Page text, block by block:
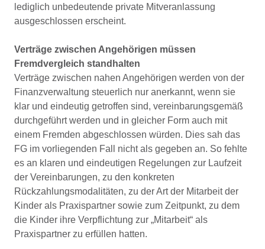
lediglich unbedeutende pri­vate Mitveranlassung
ausgeschlossen erscheint.
Verträge zwischen Angehörigen müssen
Fremdvergleich standhalten
Verträge zwischen nahen Angehörigen werden von der
Finanzverwaltung steuerlich nur anerkannt, wenn sie
klar und eindeutig getroffen sind, vereinbarungsgemäß
durch­geführt werden und in gleicher Form auch mit
einem Fremden abgeschlossen würden. Dies sah das
FG im vor­liegenden Fall nicht als gegeben an. So fehlte
es an kla­ren und eindeutigen Regelungen zur Laufzeit
der Verein­barungen, zu den konkreten
Rückzahlungsmodalitäten, zu der Art der Mitarbeit der
Kinder als Praxispartner sowie zum Zeitpunkt, zu dem
die Kinder ihre Verpflichtung zur „Mitarbeit“ als
Praxispartner zu erfüllen hatten.